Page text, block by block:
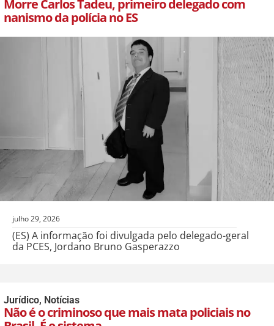
Morre Carlos Tadeu, primeiro delegado com
nanismo da polícia no ES
julho 29, 2026
(ES) A informação foi divulgada pelo delegado-geral
da PCES, Jordano Bruno Gasperazzo
Jurídico, Notícias
Não é o criminoso que mais mata policiais no